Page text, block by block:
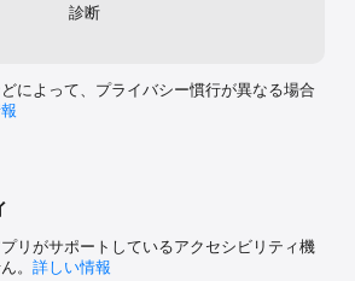
診断
によって、プライバシー慣行が異なる場合
リがサポートしているアクセシビリティ機
。 詳しい情報